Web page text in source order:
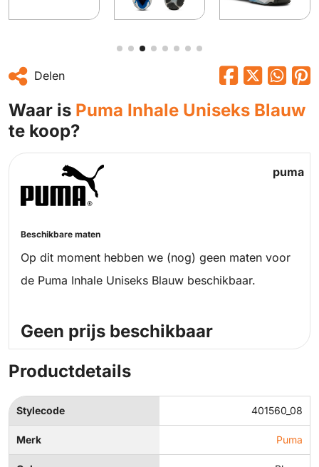
Delen
Waar is Puma Inhale Uniseks Blauw
te koop?
puma
Beschikbare maten
Op dit moment hebben we (nog) geen maten voor
de Puma Inhale Uniseks Blauw beschikbaar.
Geen prijs beschikbaar
Productdetails
Stylecode 401560_08
Merk Puma